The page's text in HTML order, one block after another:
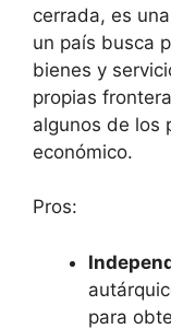
cerrada, es
un país busca
bienes y
propias
algunos de los
económico.
Pros:
para